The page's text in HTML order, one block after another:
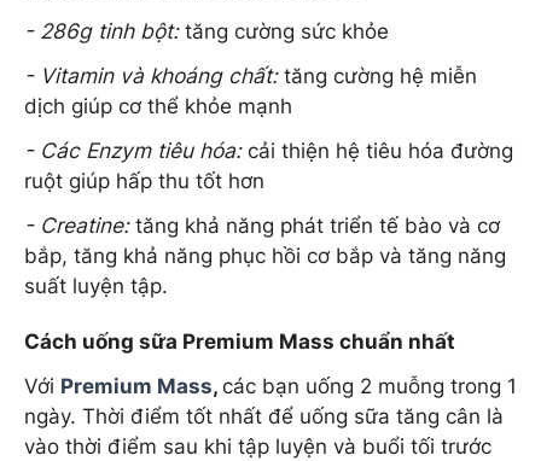
- 286g tinh bột:tăng cường sức khỏe
- Vitamin và khoáng chất:tăng cường hệ miễn
dịch giúp cơ thể khỏe mạnh
- Các Enzym tiêu hóa:cải thiện hệ tiêu hóa đường
ruột giúp hấp thu tốt hơn
- Creatine:tăng khả năng phát triển tế bào và cơ
bắp, tăng khả năng phục hồi cơ bắp và tăng năng
suất luyện tập.
Cách uống sữa Premium Mass chuẩn nhất
Với Premium Mass, các bạn uống 2 muỗng trong 1
ngày. Thời điểm tốt nhất để uống sữa tăng cân là
vào thời điểm sau khi tập luyện và buổi tối trước